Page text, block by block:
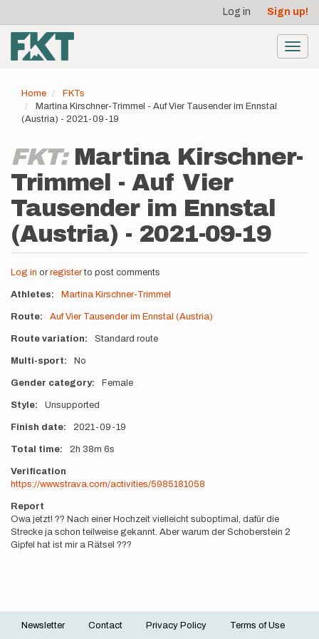
main
content
account
menu
Log in Sign up!
Home
FKTs
Martina Kirschner-Trimmel - Auf Vier Tausender im Ennstal
(Austria) - 2021-09-19
FKT: Martina Kirschner-
Trimmel - Auf Vier
Tausender im Ennstal
(Austria) - 2021-09-19
Log in or registerto post comments
Athletes Martina Kirschner-Trimmel
Route Auf Vier Tausender im Ennstal (Austria)
Route variation Standard route
Multi-sport No
Gender category Female
Style Unsupported
Finish date 2021-09-19
Total time 2h 38m 6s
Verification
https://www.strava.com/activities/5985181058
Report
Owa jetzt! ?? Nach einer Hochzeit vielleicht suboptimal, dafür die
Strecke ja schon teilweise gekannt. Aber warum der Schoberstein 2
Gipfel hat ist mir a Rätsel ???
Footer
Newsletter Contact Privacy Policy Terms of Use